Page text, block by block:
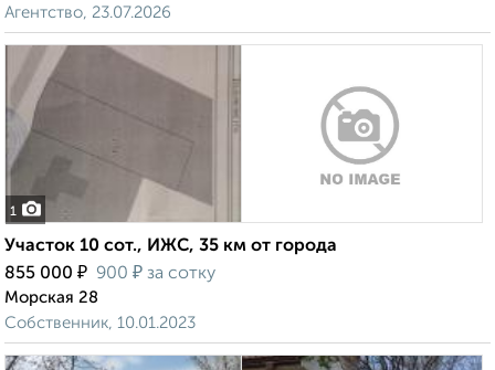
Агентство, 23.07.2026
1
Участок 10 сот., ИЖС, 35 км от города
855 000 ₽ 900 ₽ за сотку
Морская 28
Собственник, 10.01.2023